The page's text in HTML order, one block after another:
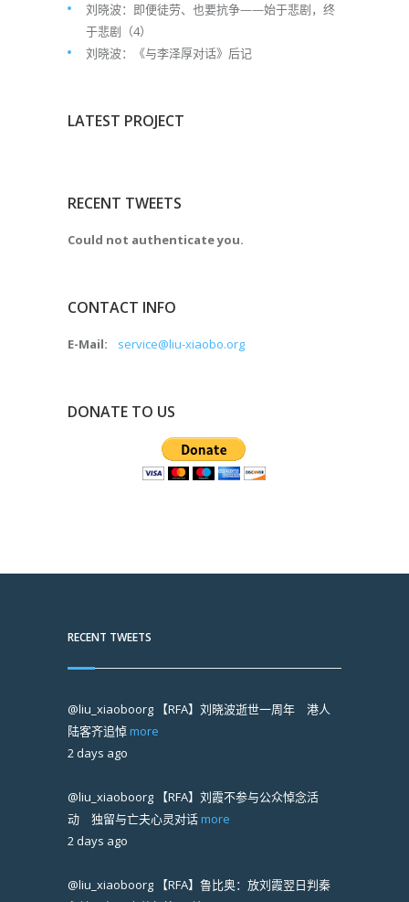
刘晓波：即便徒劳、也要抗争——始于悲剧，终
于悲剧（4）
刘晓波：《与李泽厚对话》后记
LATEST PROJECT
RECENT TWEETS
Could not authenticate you.
CONTACT INFO
E-Mail: service@liu-xiaobo.org
DONATE TO US
RECENT TWEETS
@liu_xiaoboorg 【RFA】刘晓波逝世一周年 港人
陆客齐追悼 more
2 days ago
@liu_xiaoboorg 【RFA】刘霞不参与公众悼念活
动 独留与亡夫心灵对话 more
2 days ago
@liu_xiaoboorg 【RFA】鲁比奥：放刘霞翌日判秦